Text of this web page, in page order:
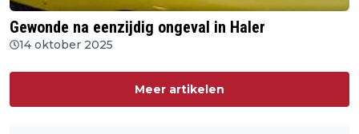
Gewonde na eenzijdig ongeval in Haler
14 oktober 2025
Meer artikelen